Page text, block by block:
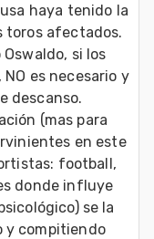
haya tenido la
toros afectados.
si los
es necesario y
descanso.
(mas para
en este
football,
donde influye
se la
y compitiendo